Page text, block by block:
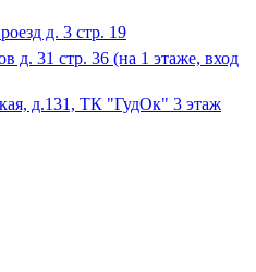
д. 3 стр. 19
д. 31 стр. 36 (на 1 этаже, вход
д.131, ТК "ГудОк" 3 этаж